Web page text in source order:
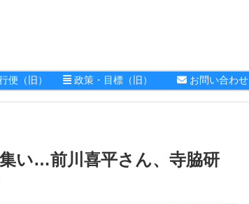
便（旧） 政策・目標（旧） お問い合わせ
い…前川喜平さん、寺脇研